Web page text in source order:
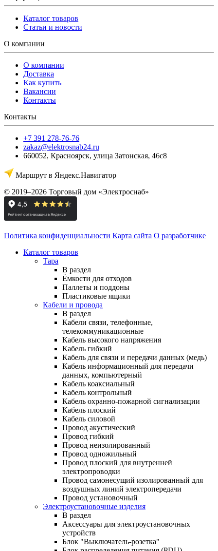
Каталог товаров
Статьи и новости
О компании
О компании
Доставка
Как купить
Вакансии
Контакты
Контакты
+7 391 278-76-76
zakaz@elektrosnab24.ru
660052, Красноярск, улица Затонская, 46с8
Маршрут в Яндекс.Навигатор
© 2019–2026 Торговый дом «Электроснаб»
Политика конфиденциальности Карта сайта О разработчике
Каталог товаров
Тара
В раздел
Ёмкости для отходов
Паллеты и поддоны
Пластиковые ящики
Кабели и провода
В раздел
Кабели связи, телефонные,
телекоммуникационные
Кабель высокого напряжения
Кабель гибкий
Кабель для связи и передачи данных (медь)
Кабель информационный для передачи
данных, компьютерный
Кабель коаксиальный
Кабель контрольный
Кабель охранно-пожарной сигнализации
Кабель плоский
Кабель силовой
Провод акустический
Провод гибкий
Провод неизолированный
Провод одножильный
Провод плоский для внутренней
электропроводки
Провод самонесущий изолированный для
воздушных линий электропередачи
Провод установочный
Электроустановочные изделия
В раздел
Аксессуары для электроустановочных
устройств
Блок "Выключатель-розетка"